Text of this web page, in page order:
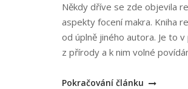
Někdy dříve se zde objevila
aspekty focení makra. Kniha
od úplně jiného autora. Je to
z přírody a k nim volné
„Milan
Pokračování článku